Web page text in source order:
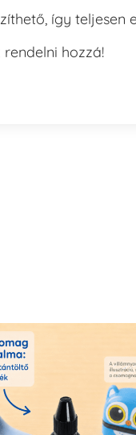
így teljesen
hozzá!